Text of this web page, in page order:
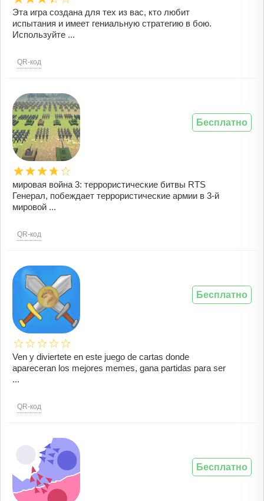
Эта игра создана для тех из вас, кто любит
испытания и имеет гениальную стратегию в бою.
Используйте ...
QR-код
мировая война 3: террористические битвы RTS
Генерал, побеждает террористические армии в 3-й
мировой ...
QR-код
Бесплатно
Ven y diviertete en este juego de cartas donde
apareceran los mejores memes, gana partidas para ser
...
QR-код
Бесплатно
Бесплатно